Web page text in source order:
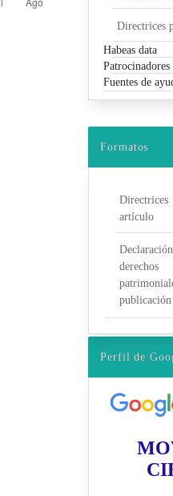
Directrices
Habeas data
Patrocinadores
Fuentes de
Formatos
artículo
publicación
Perfil de